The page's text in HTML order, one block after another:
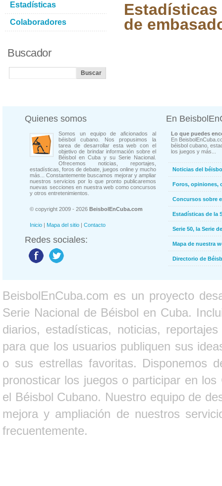
Estadísticas
de
Estadísticas
Colaboradores
Buscador
Quienes somos
Somos un equipo de aficionados al
béisbol cubano. Nos propusimos la
tarea de desarrollar esta web con el
objetivo de brindar información sobre el
Béisbol en Cuba y su Serie Nacional.
Ofrecemos noticias, reportajes,
estadísticas, foros de debate, juegos online y mucho
más... Constantemente buscamos mejorar y ampliar
nuestros servicios por lo que pronto publicaremos
nuevas secciones en nuestra web como concursos
y otros entretenimientos.
© copyright 2009 - 2026 BeisbolEnCuba.com
Inicio | Mapa del sitio | Contacto
Redes sociales:
En
Lo que puedes
En
béisbol cubano,
los juegos y más...
Noticias del
Foros, opiniones,
Concursos sobre
Estadísticas de la
Serie 50, la Serie
Mapa de nuestra
Directorio de
BeisbolEnCuba.com es un proyecto
Serie Nacional de Béisbol en Cuba.
diarios, estadísticas, noticias,
para que los usuarios publiquen sus
o sus estrellas favoritas. Disponemos
pronosticar los juegos o participar en
el Béisbol Cubano. Nuestro equipo de
mejora y ampliación de nuestros
frecuentemente.